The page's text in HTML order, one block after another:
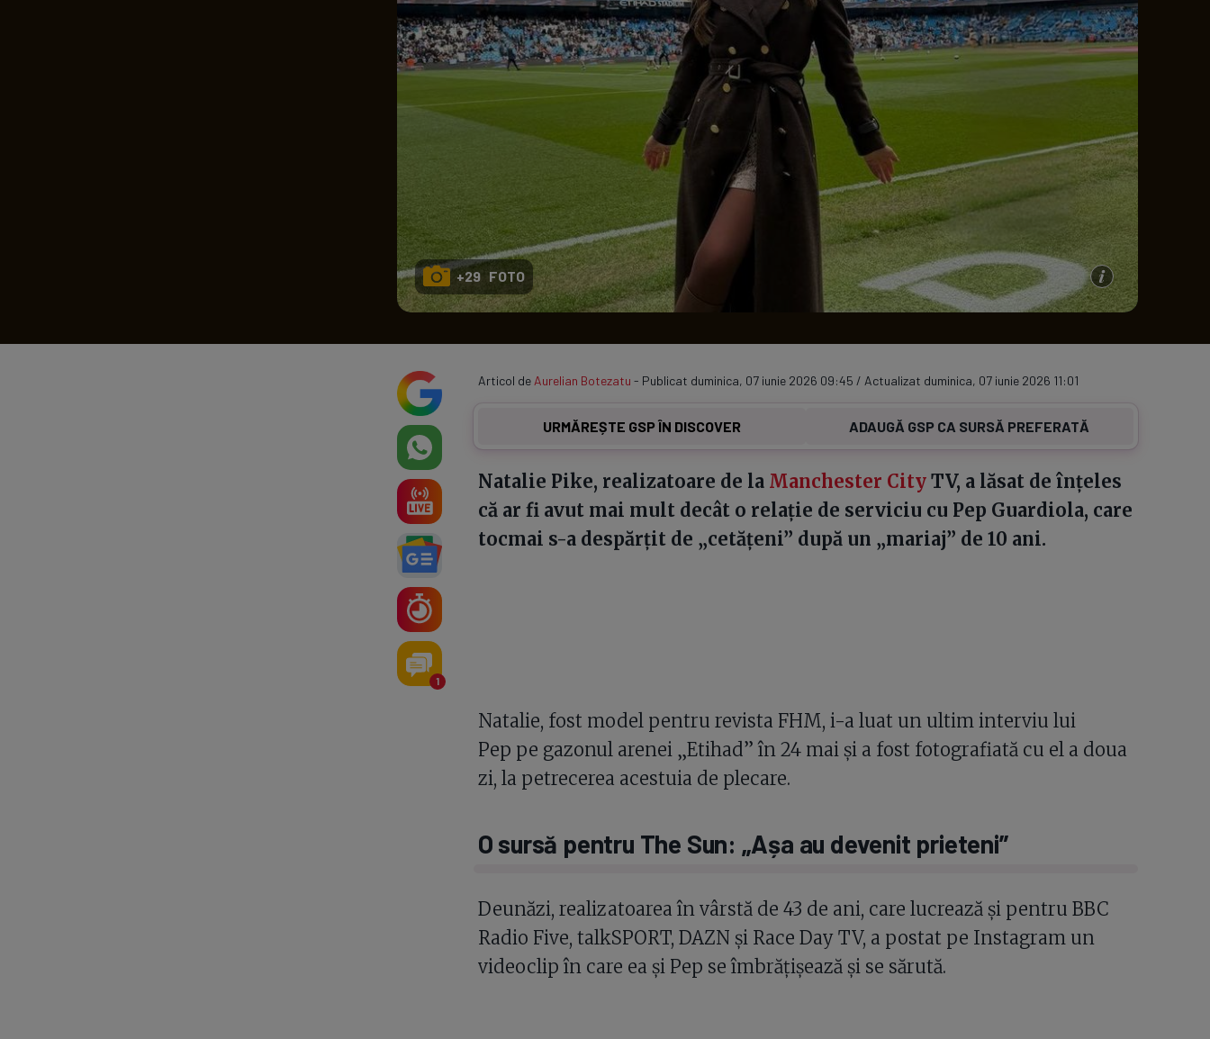
Meciuri Clasament
Program TV
+29 FOTO
1
Articol de Aurelian Botezatu - Publicat duminica, 07 iunie 2026 09:45 / Actualizat duminica, 07 iunie 2026 11:01
URMĂREȘTE GSP ÎN DISCOVER ADAUGĂ GSP CA SURSĂ PREFERATĂ
Natalie Pike, realizatoare de la Manchester CityTV, a lăsat de înțeles
că ar fi avut mai mult decât o relație de serviciu cu Pep Guardiola, care
tocmai s-a despărțit de „cetățeni” după un „mariaj” de 10 ani.
Natalie, fost model pentru revista FHM, i-a luat un ultim interviu lui
Pep pe gazonul arenei „Etihad” în 24 mai și a fost fotografiată cu el a doua
zi, la petrecerea acestuia de plecare.
O sursă pentru The Sun: „Așa au devenit prieteni”
Deunăzi, realizatoarea în vârstă de 43 de ani, care lucrează și pentru BBC
Radio Five, talkSPORT, DAZN și Race Day TV, a postat pe Instagram un
videoclip în care ea și Pep se îmbrățișează și se sărută.